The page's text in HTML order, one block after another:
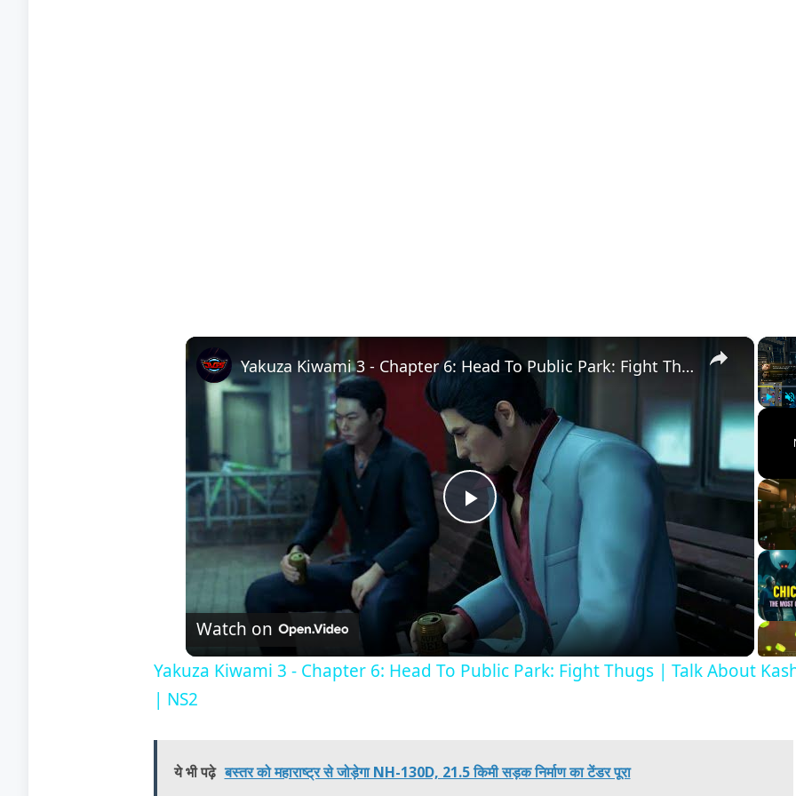
×
Play
Video
Yakuza Kiwami 3 - Chapter 6: Head To Public Park: Fight Thugs | Talk About Kashiwagi Cutscene | NS2
Watch on
Yakuza Kiwami 3 - Chapter 6: Head To Public Park: Fight Thugs | Talk About
| NS2
ये भी पढ़े बस्तर को महाराष्ट्र से जोड़ेगा NH-130D, 21.5 किमी सड़क निर्माण का टेंडर पूरा